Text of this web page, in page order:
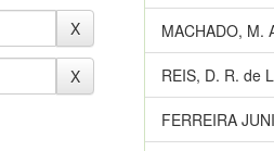
MACHADO, M.
REIS, D. R. de
FERREIRA